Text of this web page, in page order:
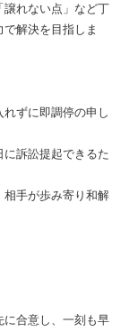
譲れない点」など丁
解決を目指しま
ずに即調停の申し
訴訟提起できるた
相手が歩み寄り和解
に合意し、一刻も早